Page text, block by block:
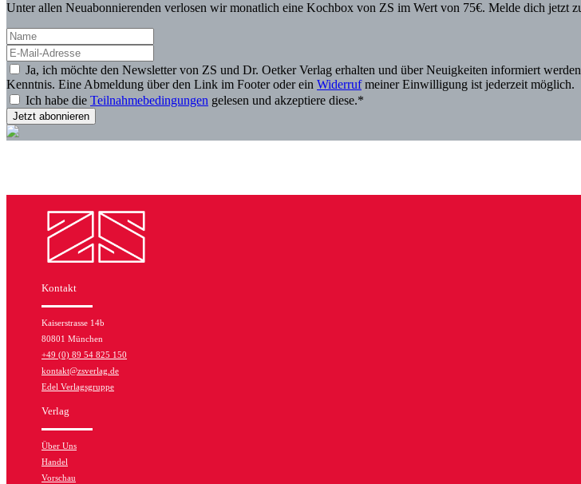
Unter allen Neuabonnierenden verlosen wir monatlich eine Kochbox von ZS im Wert von 75€. Melde dich jetzt
Ja, ich möchte den Newsletter von ZS und Dr. Oetker Verlag erhalten und über Neuigkeiten informiert
Kenntnis. Eine Abmeldung über den Link im Footer oder ein Widerrufmeiner Einwilligung ist jederzeit möglich.
Ich habe die Teilnahmebedingungen gelesen und akzeptiere diese.*
Kontakt
Kaiserstrasse 14b
80801 München
+49 (0) 89 54 825 150
kontakt@zsverlag.de
Edel Verlagsgruppe
Verlag
Über Uns
Handel
Vorschau